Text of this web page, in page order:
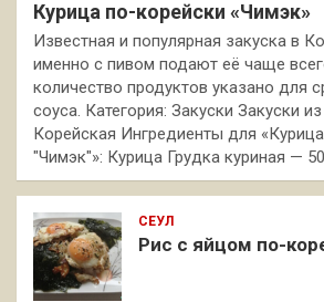
Курица по-корейски «Чимэк»
Известная и популярная закуска в
именно с пивом подают её чаще
количество продуктов указано для
соуса. Категория: Закуски Закуски
Корейская Ингредиенты для
"Чимэк"»: Курица Грудка куриная —
СЕУЛ
Рис с яйцом по-